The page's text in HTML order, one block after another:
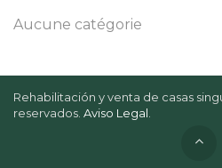
Aucune catégorie
Rehabilitación y venta de casas
reservados. Aviso Legal